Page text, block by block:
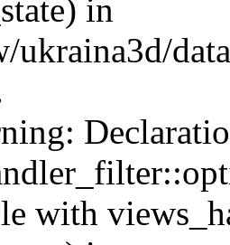
in
ukraina3d/
with